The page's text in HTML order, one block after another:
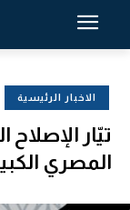
الاخبار الرئيسية
تيّار
المصري